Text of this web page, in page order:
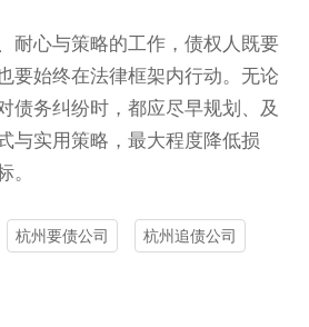
耐心与策略的工作，债权人既要
要始终在法律框架内行动。无论
债务纠纷时，都应尽早规划、及
与实用策略，最大程度降低损
。
杭州要债公司 杭州追债公司